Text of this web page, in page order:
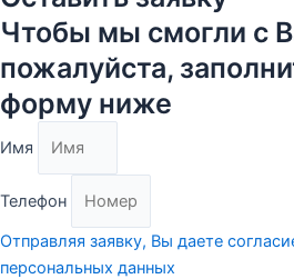
Чтобы мы смогли с
пожалуйста,
форму ниже
Имя
Телефон
Отправляя заявку, Вы даете
персональных данных